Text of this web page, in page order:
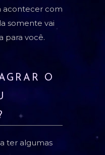
acontecer com
somente vai
para você.
O
ter algumas